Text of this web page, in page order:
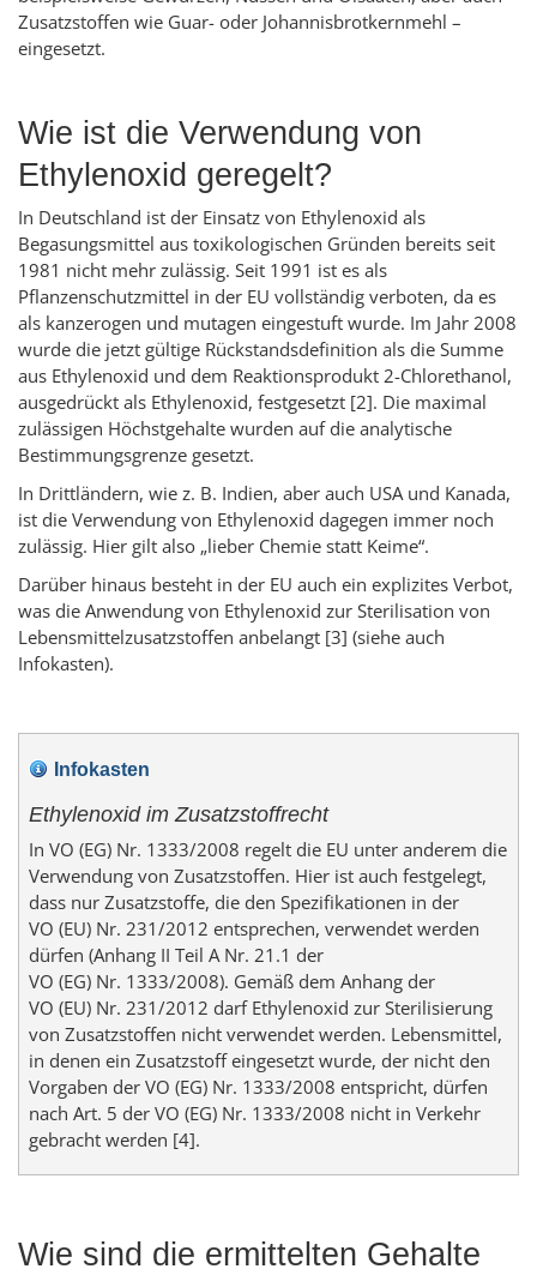
Zusatzstoffen wie Guar- oder Johannisbrotkernmehl –
eingesetzt.
Wie ist die Verwendung von
Ethylenoxid geregelt?
In Deutschland ist der Einsatz von Ethylenoxid als
Begasungsmittel aus toxikologischen Gründen bereits seit
1981 nicht mehr zulässig. Seit 1991 ist es als
Pflanzenschutzmittel in der EU vollständig verboten, da es
als kanzerogen und mutagen eingestuft wurde. Im Jahr 2008
wurde die jetzt gültige Rückstandsdefinition als die Summe
aus Ethylenoxid und dem Reaktionsprodukt 2-Chlorethanol,
ausgedrückt als Ethylenoxid, festgesetzt [2]. Die maximal
zulässigen Höchstgehalte wurden auf die analytische
Bestimmungsgrenze gesetzt.
In Drittländern, wie z. B. Indien, aber auch USA und Kanada,
ist die Verwendung von Ethylenoxid dagegen immer noch
zulässig. Hier gilt also „lieber Chemie statt Keime“.
Darüber hinaus besteht in der EU auch ein explizites Verbot,
was die Anwendung von Ethylenoxid zur Sterilisation von
Lebensmittelzusatzstoffen anbelangt [3] (siehe auch
Infokasten).
Infokasten
Ethylenoxid im Zusatzstoffrecht
In VO (EG) Nr. 1333/2008 regelt die EU unter anderem die
Verwendung von Zusatzstoffen. Hier ist auch festgelegt,
dass nur Zusatzstoffe, die den Spezifikationen in der
VO (EU) Nr. 231/2012 entsprechen, verwendet werden
dürfen (Anhang II Teil A Nr. 21.1 der
VO (EG) Nr. 1333/2008). Gemäß dem Anhang der
VO (EU) Nr. 231/2012 darf Ethylenoxid zur Sterilisierung
von Zusatzstoffen nicht verwendet werden. Lebensmittel,
in denen ein Zusatzstoff eingesetzt wurde, der nicht den
Vorgaben der VO (EG) Nr. 1333/2008 entspricht, dürfen
nach Art. 5 der VO (EG) Nr. 1333/2008 nicht in Verkehr
gebracht werden [4].
Wie sind die ermittelten Gehalte